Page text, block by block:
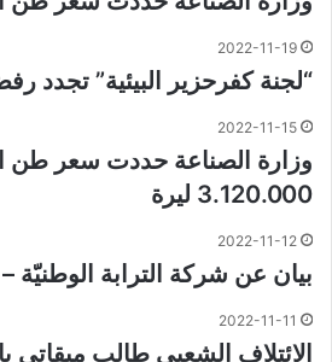
2022-11-19
“لجنة كفرحزير البيئية” تجدد
2022-11-15
وزارة الصناعة حددت سعر طن
3.120.000 ليرة
2022-11-12
بيان عن شركة الترابة الوطنيّة
2022-11-11
الائتلاف الشعبي طالب ميقاتي